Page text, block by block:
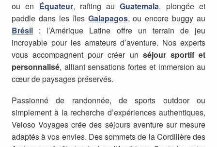
Passionné de randonnée, de sports outdoor ou
simplement à la recherche d’expériences authentiques,
Veloso Voyages crée des séjours aventure sur mesure
adaptés à vos envies. Des sommets de la Cordillère des
ou en Équateur, rafting auGuatemala, plongée et
paddle dans les îles Galapagos, ou encore buggy au
Brésil : l’Amérique Latine offre un terrain de jeu
incroyable pour les amateurs d’aventure. Nos experts
vous accompagnent pour créer un séjour sportif et
personnalisé, alliant sensations fortes et immersion au
cœur de paysages préservés.